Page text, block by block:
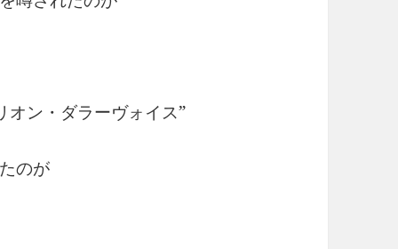
オン・ダラーヴォイス”
のが